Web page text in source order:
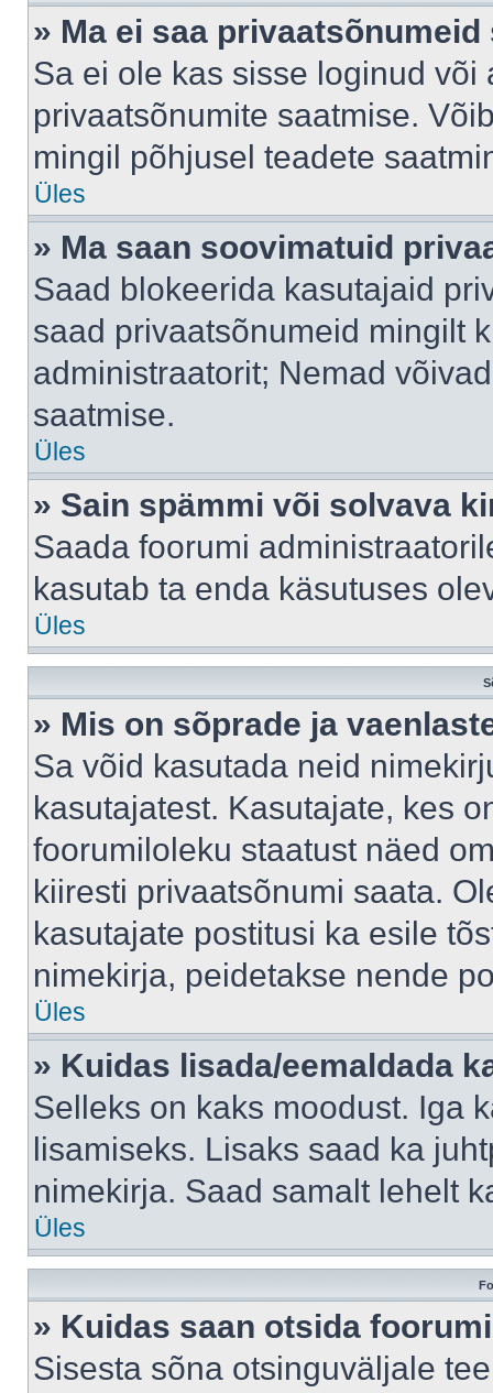
» Ma ei saa privaatsõnumeid
Sa ei ole kas sisse loginud
privaatsõnumite saatmise.
mingil põhjusel teadete
Üles
» Ma saan soovimatuid
Saad blokeerida kasutajaid
saad privaatsõnumeid mingilt
administraatorit; Nemad
saatmise.
Üles
» Sain spämmi või solvava
Saada foorumi
kasutab ta enda käsutuses
Üles
» Mis on sõprade ja
Sa võid kasutada neid
kasutajatest. Kasutajate, kes
foorumiloleku staatust näed
kiiresti privaatsõnumi saata.
kasutajate postitusi ka esile
nimekirja, peidetakse nende
Üles
» Kuidas lisada/eemaldada
Selleks on kaks moodust. Iga
lisamiseks. Lisaks saad ka
nimekirja. Saad samalt lehelt
Üles
» Kuidas saan otsida
Sisesta sõna otsinguväljale